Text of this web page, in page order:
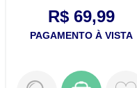
R$ 69,99
PAGAMENTO À VISTA